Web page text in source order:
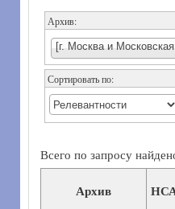
Архив:
[г. Москва и
Сортировать по:
Всего по запросу
Архив